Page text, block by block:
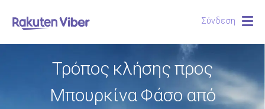
Σύνδεση
Τρόπος κλήσης προς
Μπουρκίνα Φάσο από